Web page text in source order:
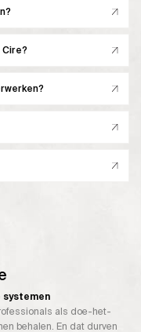
Cire?
systemen
als doe-het-
behalen. En dat durven